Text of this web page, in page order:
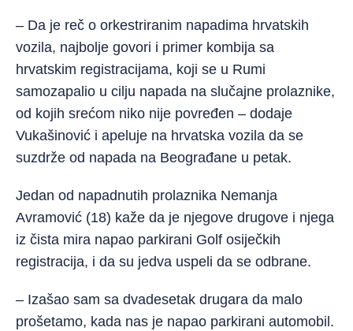
– Da je reč o orkestriranim napadima hrvatskih
vozila, najbolje govori i primer kombija sa
hrvatskim registracijama, koji se u Rumi
samozapalio u cilju napada na slučajne prolaznike,
od kojih srećom niko nije povređen – dodaje
Vukašinović i apeluje na hrvatska vozila da se
suzdrže od napada na Beograđane u petak.
Jedan od napadnutih prolaznika Nemanja
Avramović (18) kaže da je njegove drugove i njega
iz čista mira napao parkirani Golf osiječkih
registracija, i da su jedva uspeli da se odbrane.
– Izašao sam sa dvadesetak drugara da malo
prošetamo, kada nas je napao parkirani automobil.